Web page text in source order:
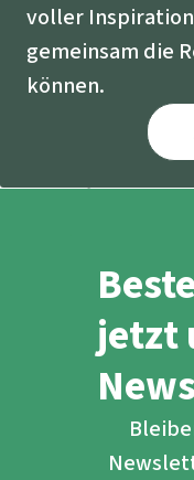
voller
gemeinsam die
können.
jetzt